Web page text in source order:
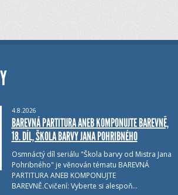
4.8.2026
BAREVNÁ PARTITURA ANEB KOMPONUJTE BAREVNĚ,
18. DÍL, ŠKOLA BARVY JANA POHRIBNÉHO
Osmnáctý díl seriálu "Škola barvy od Mistra Jana
Pohribného" je věnován tématu BAREVNÁ
PARTITURA ANEB KOMPONUJTE
BAREVNĚ.Cvičení: Vyberte si alespoň…